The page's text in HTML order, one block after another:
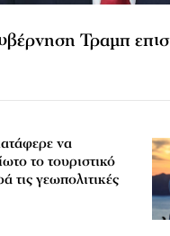
Τραμπ
να
το τουριστικό
τις γεωπολιτικές